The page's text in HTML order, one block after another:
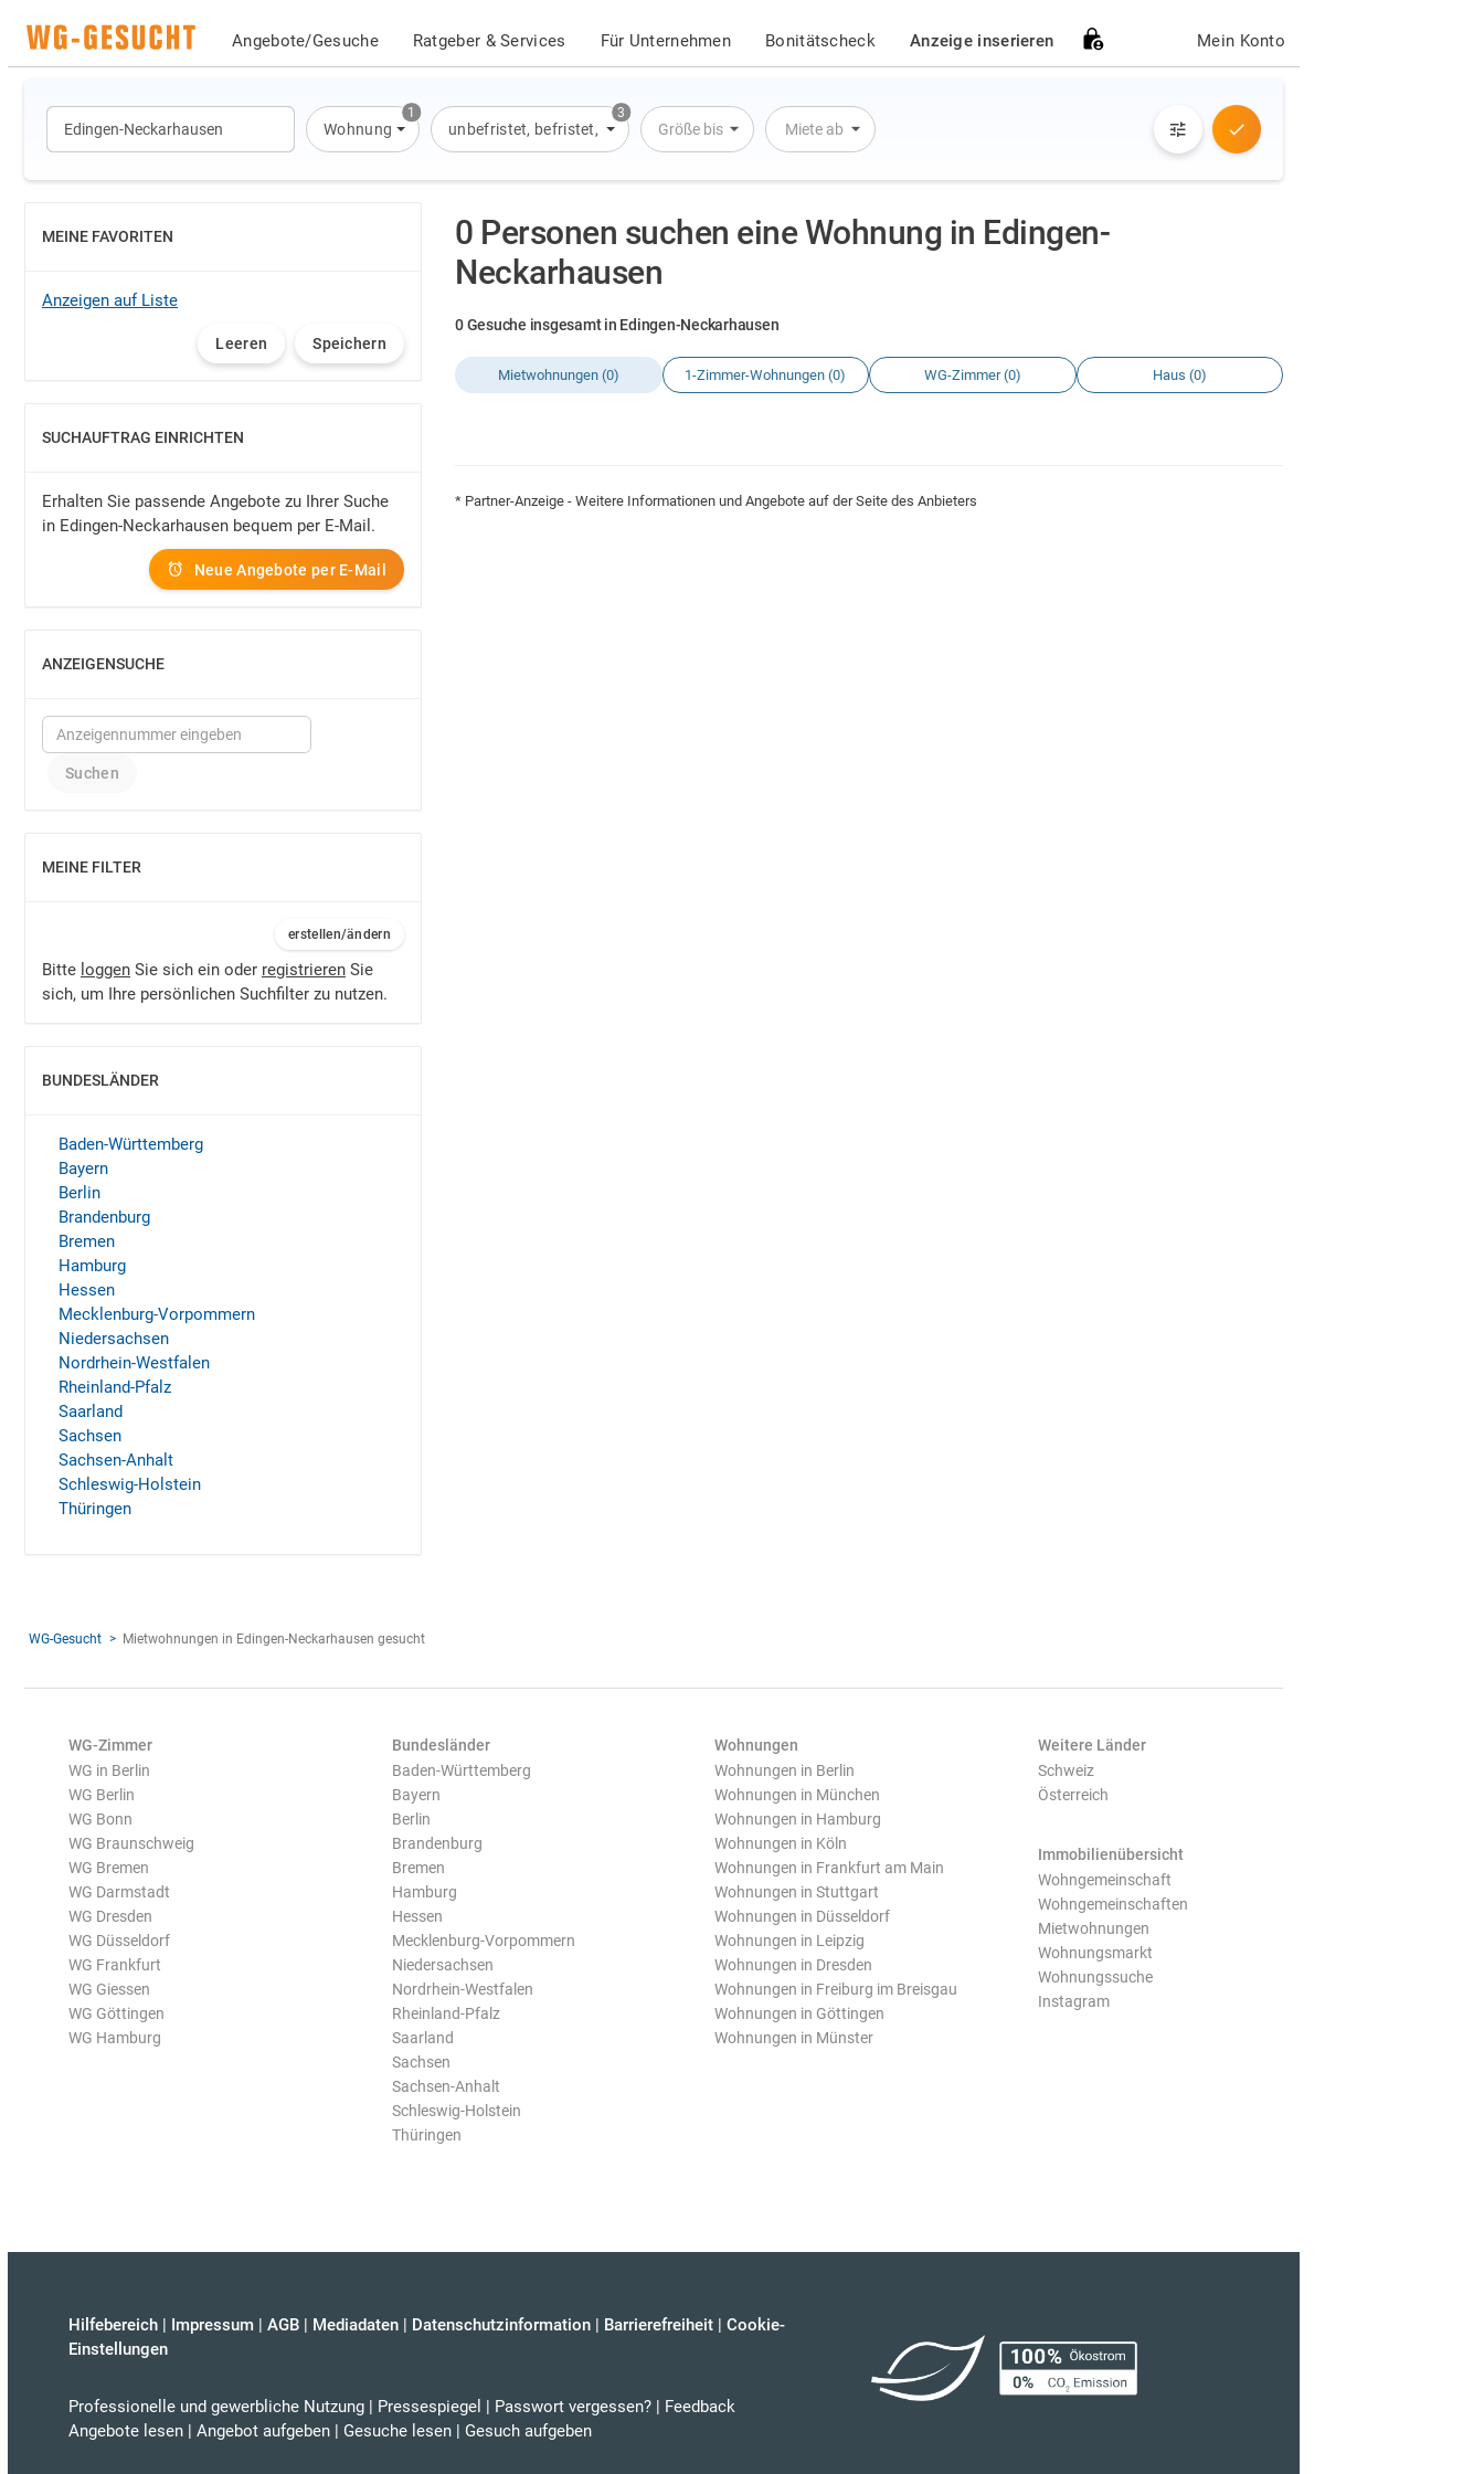
Angebote/Gesuche Ratgeber & Services Für Unternehmen Bonitätscheck Anzeige inserieren Mein Konto
1
Wohnung
3
unbefristet, befristet, Übernachtung
Größe bis Miete ab
0 Personen suchen eine Wohnung in Edingen-
Neckarhausen
0 Gesuche insgesamt in Edingen-Neckarhausen
Mietwohnungen (0) 1-Zimmer-Wohnungen (0) WG-Zimmer (0) Haus (0)
* Partner-Anzeige - Weitere Informationen und Angebote auf der Seite des Anbieters
MEINE FAVORITEN
EINBLENDEN
Anzeigen auf Liste
Leeren Speichern
SUCHAUFTRAG EINRICHTEN
EINBLENDEN
Erhalten Sie passende Angebote zu Ihrer Suche
in Edingen-Neckarhausen bequem per E-Mail.
Neue Angebote per E-Mail
ANZEIGENSUCHE
EINBLENDEN
MEINE FILTER
EINBLENDEN
erstellen/ändern
Bitte loggen Sie sich ein oder registrieren Sie
sich, um Ihre persönlichen Suchfilter zu nutzen.
BUNDESLÄNDER
EINBLENDEN
Baden-Württemberg
Bayern
Berlin
Brandenburg
Bremen
Hamburg
Hessen
Mecklenburg-Vorpommern
Niedersachsen
Nordrhein-Westfalen
Rheinland-Pfalz
Saarland
Sachsen
Sachsen-Anhalt
Schleswig-Holstein
Thüringen
WG-Gesucht Mietwohnungen in Edingen-Neckarhausen gesucht
WG-Zimmer
WG in Berlin
WG Berlin
WG Bonn
WG Braunschweig
WG Bremen
WG Darmstadt
WG Dresden
WG Düsseldorf
WG Frankfurt
WG Giessen
WG Göttingen
WG Hamburg
Bundesländer
Baden-Württemberg
Bayern
Berlin
Brandenburg
Bremen
Hamburg
Hessen
Mecklenburg-Vorpommern
Niedersachsen
Nordrhein-Westfalen
Rheinland-Pfalz
Saarland
Sachsen
Sachsen-Anhalt
Schleswig-Holstein
Thüringen
Wohnungen
Wohnungen in Berlin
Wohnungen in München
Wohnungen in Hamburg
Wohnungen in Köln
Wohnungen in Frankfurt am Main
Wohnungen in Stuttgart
Wohnungen in Düsseldorf
Wohnungen in Leipzig
Wohnungen in Dresden
Wohnungen in Freiburg im Breisgau
Wohnungen in Göttingen
Wohnungen in Münster
Weitere Länder
Schweiz
Österreich
Immobilienübersicht
Wohngemeinschaft
Wohngemeinschaften
Mietwohnungen
Wohnungsmarkt
Wohnungssuche
Instagram
Hilfebereich | Impressum | AGB | Mediadaten | Datenschutzinformation | Barrierefreiheit | Cookie-
Einstellungen
Professionelle und gewerbliche Nutzung | Pressespiegel | Passwort vergessen? | Feedback
Angebote lesen | Angebot aufgeben | Gesuche lesen | Gesuch aufgeben